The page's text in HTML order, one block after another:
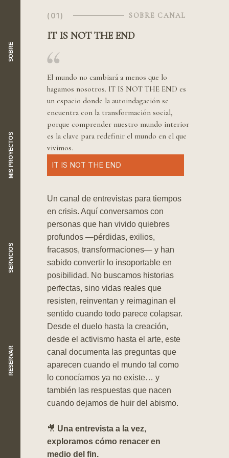
RESERVAR
SERVICIOS
MIS PROYECTOS
SOBRE
El mundo no cambiará a menos que lo
hagamos nosotros. IT IS NOT THE END es
un espacio donde la autoindagación se
encuentra con la transformación social,
porque comprender nuestro mundo interior
es la clave para redefinir el mundo en el que
vivimos.
Un canal de entrevistas para tiempos
en crisis. Aquí conversamos con
personas que han vivido quiebres
profundos —pérdidas, exilios,
fracasos, transformaciones— y han
sabido convertir lo insoportable en
posibilidad. No buscamos historias
perfectas, sino vidas reales que
resisten, reinventan y reimaginan el
sentido cuando todo parece colapsar.
Desde el duelo hasta la creación,
desde el activismo hasta el arte, este
canal documenta las preguntas que
aparecen cuando el mundo tal como
lo conocíamos ya no existe… y
también las respuestas que nacen
cuando dejamos de huir del abismo.
🎥 Una entrevista a la vez,
exploramos cómo renacer en
medio del fin.
IT IS NOT THE END
(01)
IT IS NOT THE END
SOBRE CANAL